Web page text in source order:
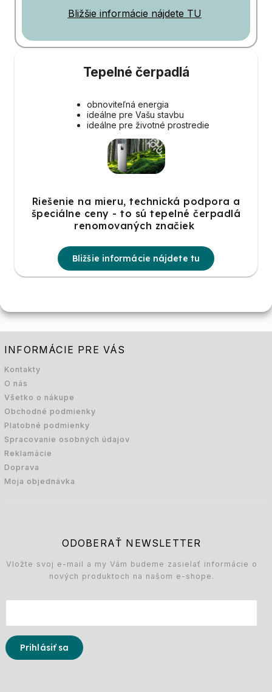
Bližšie informácie nájdete TU
Tepelné čerpadlá
obnoviteľná energia
ideálne pre Vašu stavbu
ideálne pre životné prostredie
Riešenie na mieru, technická podpora a
špeciálne ceny - to sú tepelné čerpadlá
renomovaných značiek
Bližšie informácie nájdete tu
INFORMÁCIE PRE VÁS
Kontakty
O nás
Všetko o nákupe
Obchodné podmienky
Platobné podmienky
Spracovanie osobných údajov
Reklamácie
Doprava
Moja objednávka
ODOBERAŤ NEWSLETTER
Vložte svoj e-mail a my Vám budeme zasielať informácie o
nových produktoch na našom e-shope.
Prihlásiť sa